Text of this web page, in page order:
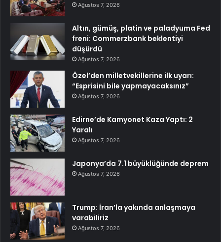
Ağustos 7, 2026
Altın, gümüş, platin ve paladyuma Fed
freni: Commerzbank beklentiyi
düşürdü
Ağustos 7, 2026
Özel’den milletvekillerine ilk uyarı:
“Esprisini bile yapmayacaksınız”
Ağustos 7, 2026
Edirne’de Kamyonet Kaza Yaptı: 2
Yaralı
Ağustos 7, 2026
Japonya’da 7.1 büyüklüğünde deprem
Ağustos 7, 2026
Trump: İran’la yakında anlaşmaya
varabiliriz
Ağustos 7, 2026